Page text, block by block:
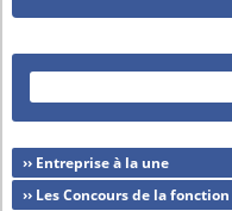
›› Entreprise à la une
›› Les Concours de la